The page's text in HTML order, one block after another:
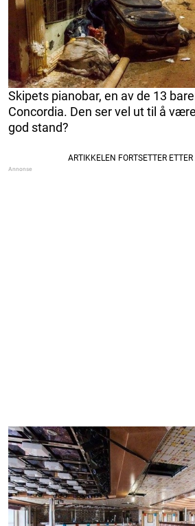
Skipets pianobar, en av de 13
Concordia. Den ser vel ut til å
god stand?